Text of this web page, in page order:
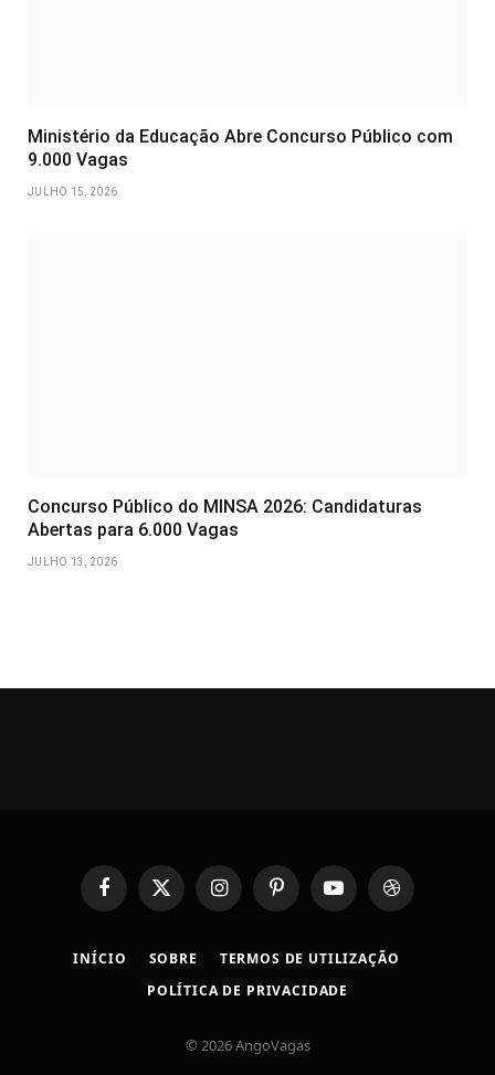
Ministério da Educação Abre Concurso Público com
9.000 Vagas
JULHO 15, 2026
Concurso Público do MINSA 2026: Candidaturas
Abertas para 6.000 Vagas
JULHO 13, 2026
FacebookX
(Twitter)
InstagramPinterestYouTubeDribbble
INÍCIO SOBRE
TERMOS DE UTILIZAÇÃO
POLÍTICA DE PRIVACIDADE
© 2026 AngoVagas